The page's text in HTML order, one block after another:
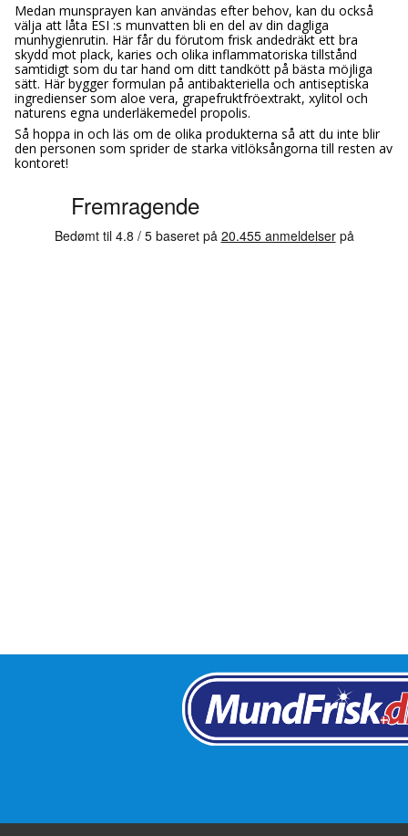
Medan munsprayen kan användas efter behov, kan du också
välja att låta ESI :s munvatten bli en del av din dagliga
munhygienrutin. Här får du förutom frisk andedräkt ett bra
skydd mot plack, karies och olika inflammatoriska tillstånd
samtidigt som du tar hand om ditt tandkött på bästa möjliga
sätt. Här bygger formulan på antibakteriella och antiseptiska
ingredienser som aloe vera, grapefruktfröextrakt, xylitol och
naturens egna underläkemedel propolis.
Så hoppa in och läs om de olika produkterna så att du inte blir
den personen som sprider de starka vitlöksångorna till resten av
kontoret!